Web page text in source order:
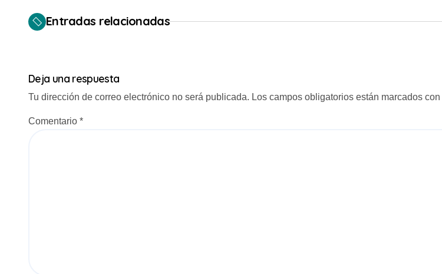
v
a
c
Entradas relacionadas
Deja una respuesta
Tu dirección de correo electrónico no será publicada. Los campos obligatorios están marcados con
Comentario *